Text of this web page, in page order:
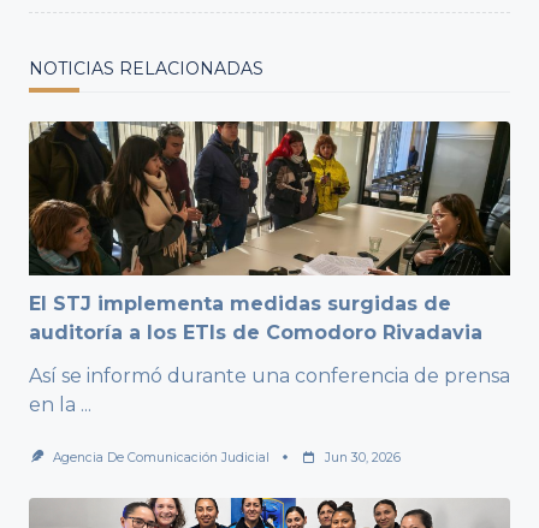
NOTICIAS RELACIONADAS
El STJ implementa medidas surgidas de
auditoría a los ETIs de Comodoro Rivadavia
Así se informó durante una conferencia de prensa
en la ...
Agencia De Comunicación Judicial Jun 30, 2026